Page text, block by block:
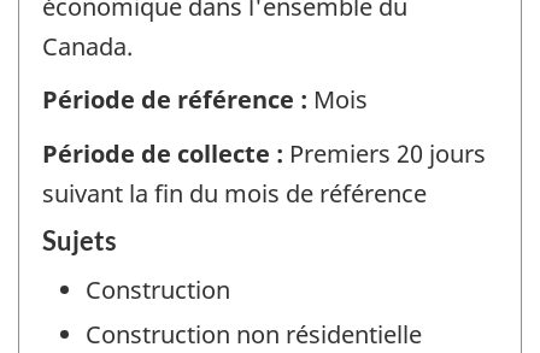
Canada.
Période de référence : Mois
Période de collecte : Premiers 20 jours
suivant la fin du mois de référence
Sujets
Construction
Construction non résidentielle